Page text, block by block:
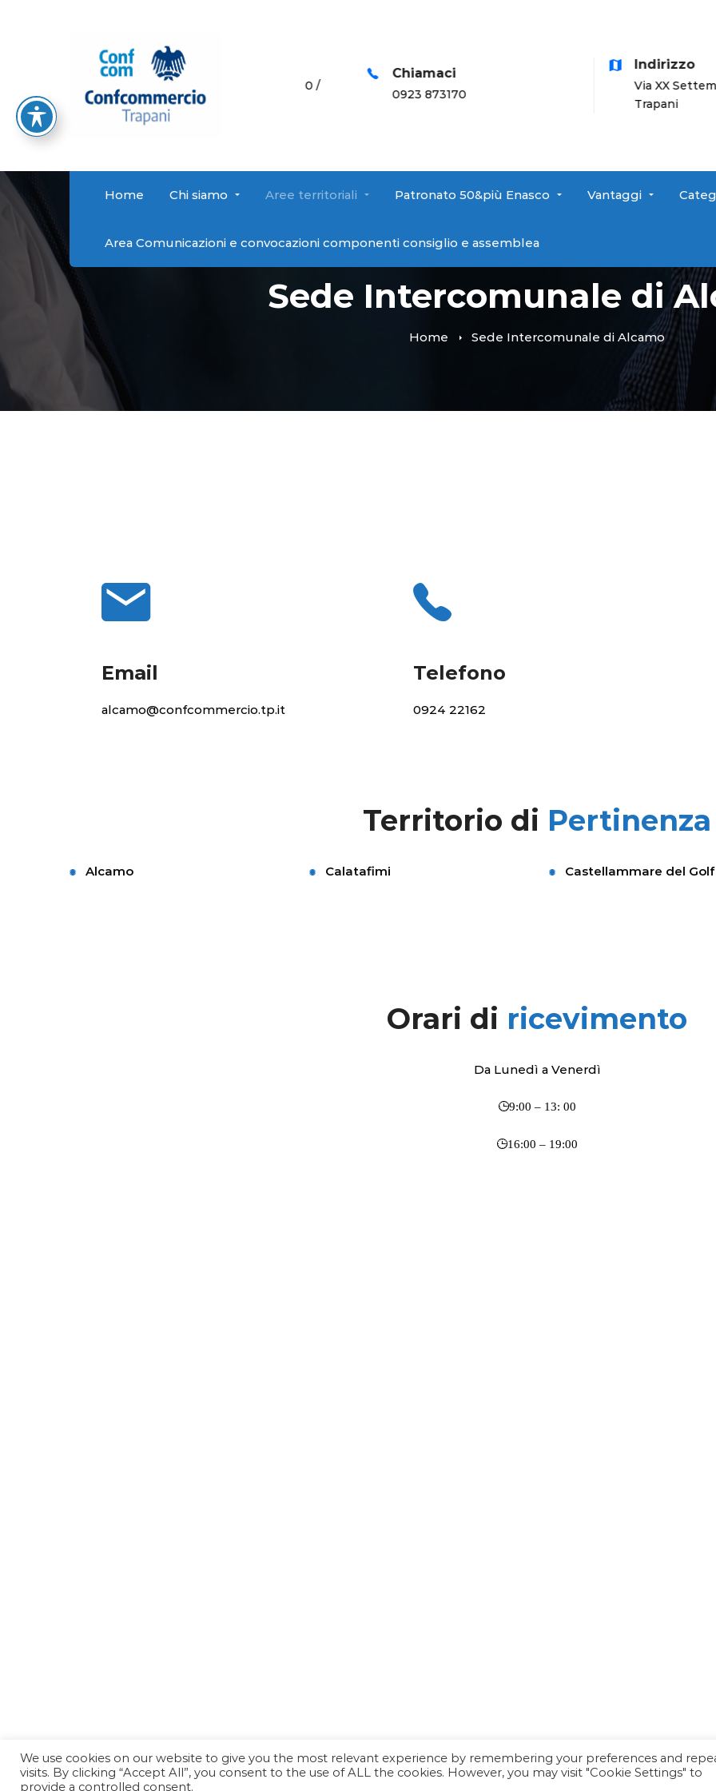
Orari di ricevimento
Lunedì-Venerdì: 9:00 - 13:00 /
16:00 - 19:00
Chiamaci
0923 873170
Indirizzo
Via XX Settembre, 17
Home Chi siamo Aree territoriali Patronato 50&più Enasco Vantaggi
Area Comunicazioni e convocazioni componenti consiglio e assemblea
Sede Intercomunale di
Home Sede Intercomunale di Alcamo
Email
alcamo@confcommercio.tp.it
Telefono
0924 22162
Territorio di Pertinenza
Alcamo Calatafimi Castellammare del
Orari di ricevimento
Da Lunedì a Venerdì
9:00 – 13: 00
16:00 – 19:00
We use cookies on our website to give you the most relevant experience by remembering your preferences and
visits. By clicking “Accept All”, you consent to the use of ALL the cookies. However, you may visit "Cookie Settings" to
provide a controlled consent.